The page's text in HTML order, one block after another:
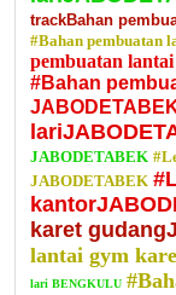
trackBahan
#Bahan pembuatan
pembuatan
#Bahan
JABODETABEK
JABODETABEK
karet
lantai gym
lari BENGKULU